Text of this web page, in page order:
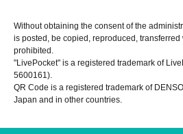
Without obtaining the consent of the
is posted, be copied, reproduced,
prohibited.
"LivePocket" is a registered trademark of
5600161).
QR Code is a registered trademark of
Japan and in other countries.